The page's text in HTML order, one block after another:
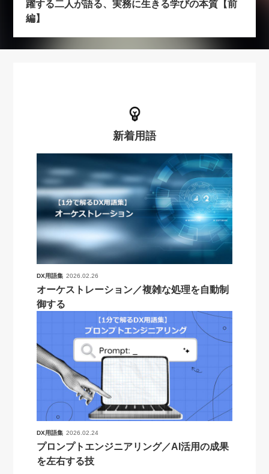
躍する二人が語る、実務に生きる学びの本質【前
編】
新着用語
DX用語集 2026.02.26
オーケストレーション／複雑な処理を自動制
御する
DX用語集 2026.02.24
プロンプトエンジニアリング／AI活用の成果
を左右する技